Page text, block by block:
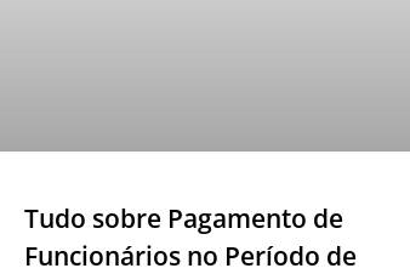
Tudo sobre Pagamento de
Funcionários no Período de